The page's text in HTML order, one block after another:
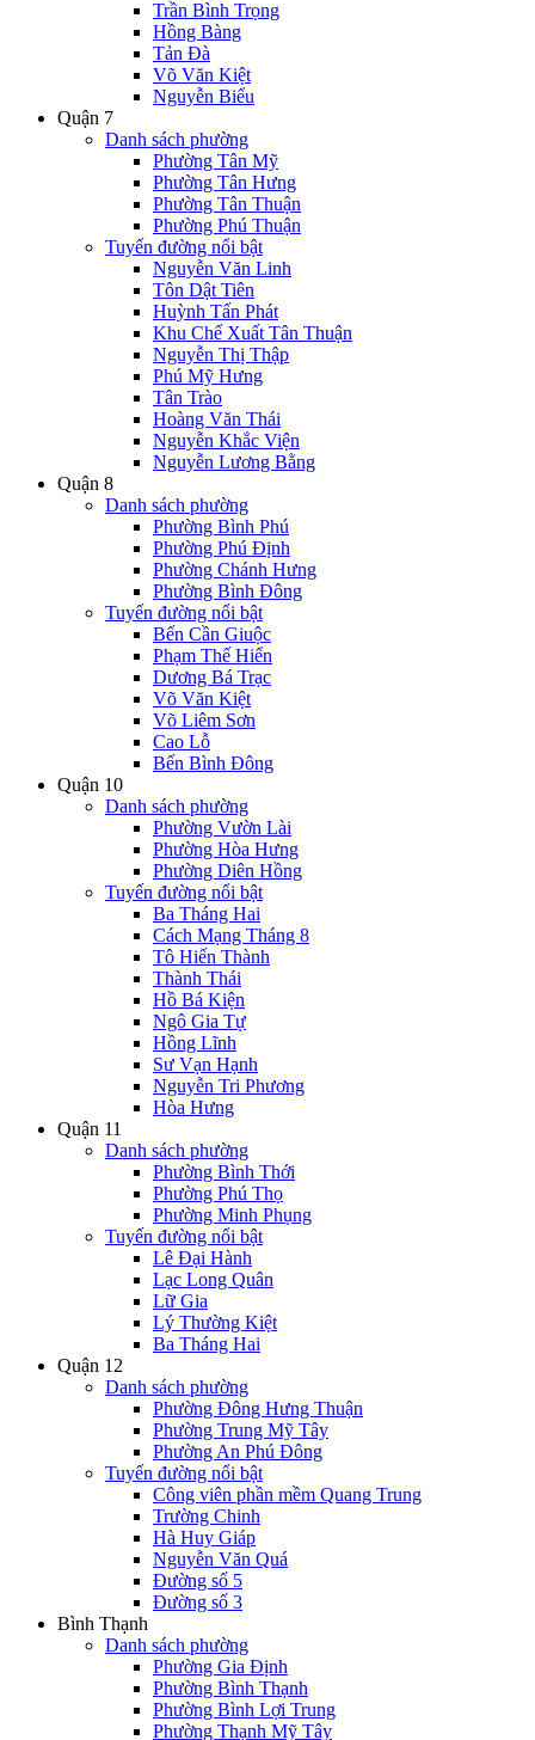
Trần Bình Trọng
Hồng Bàng
Tản Đà
Võ Văn Kiệt
Nguyễn Biểu
Quận 7
Danh sách phường
Phường Tân Mỹ
Phường Tân Hưng
Phường Tân Thuận
Phường Phú Thuận
Tuyến đường nổi bật
Nguyễn Văn Linh
Tôn Dật Tiên
Huỳnh Tấn Phát
Khu Chế Xuất Tân Thuận
Nguyễn Thị Thập
Phú Mỹ Hưng
Tân Trào
Hoàng Văn Thái
Nguyễn Khắc Viện
Nguyễn Lương Bằng
Quận 8
Danh sách phường
Phường Bình Phú
Phường Phú Định
Phường Chánh Hưng
Phường Bình Đông
Tuyến đường nổi bật
Bến Cần Giuộc
Phạm Thế Hiển
Dương Bá Trạc
Võ Văn Kiệt
Võ Liêm Sơn
Cao Lỗ
Bến Bình Đông
Quận 10
Danh sách phường
Phường Vườn Lài
Phường Hòa Hưng
Phường Diên Hồng
Tuyến đường nổi bật
Ba Tháng Hai
Cách Mạng Tháng 8
Tô Hiến Thành
Thành Thái
Hồ Bá Kiện
Ngô Gia Tự
Hồng Lĩnh
Sư Vạn Hạnh
Nguyễn Tri Phương
Hòa Hưng
Quận 11
Danh sách phường
Phường Bình Thới
Phường Phú Thọ
Phường Minh Phụng
Tuyến đường nổi bật
Lê Đại Hành
Lạc Long Quân
Lữ Gia
Lý Thường Kiệt
Ba Tháng Hai
Quận 12
Danh sách phường
Phường Đông Hưng Thuận
Phường Trung Mỹ Tây
Phường An Phú Đông
Tuyến đường nổi bật
Công viên phần mềm Quang Trung
Trường Chinh
Hà Huy Giáp
Nguyễn Văn Quá
Đường số 5
Đường số 3
Bình Thạnh
Danh sách phường
Phường Gia Định
Phường Bình Thạnh
Phường Bình Lợi Trung
Phường Thạnh Mỹ Tây